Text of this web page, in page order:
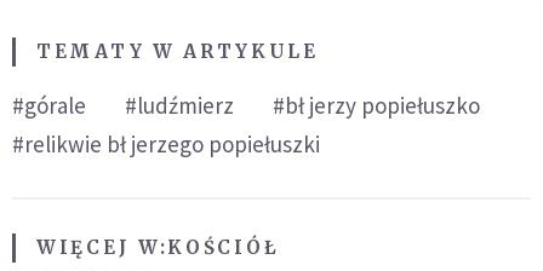
TEMATY W ARTYKULE
#górale #ludźmierz
#bł jerzy popiełuszko
#relikwie bł jerzego popiełuszki
WIĘCEJ W:KOŚCIÓŁ